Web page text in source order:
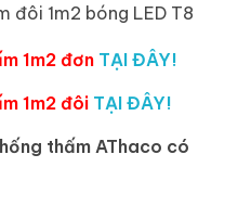
đôi 1m2 bóng LED T8
1m2 đơn TẠI ĐÂY!
1m2 đôi TẠI ĐÂY!
thấm AThaco có